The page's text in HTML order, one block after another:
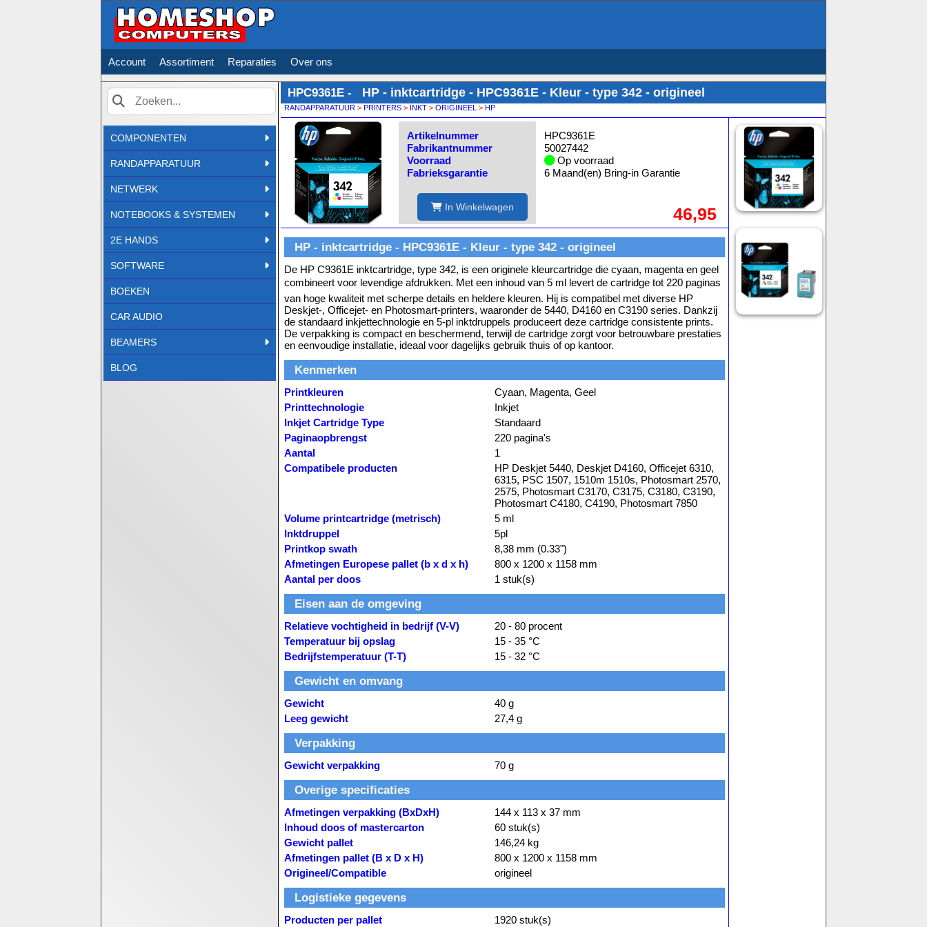
Account Assortiment Reparaties Over ons
Zoek
COMPONENTEN
RANDAPPARATUUR
NETWERK
NOTEBOOKS & SYSTEMEN
2E HANDS
SOFTWARE
BOEKEN
CAR AUDIO
BEAMERS
BLOG
HPC9361E - HP - inktcartridge - HPC9361E - Kleur - type 342 - origineel
RANDAPPARATUUR > PRINTERS > INKT > ORIGINEEL > HP
Artikelnummer
Fabrikantnummer
Voorraad
Fabrieksgarantie
In Winkelwagen
HPC9361E
50027442
Op voorraad
6 Maand(en) Bring-in Garantie
46,95
HP - inktcartridge - HPC9361E - Kleur - type 342 - origineel
De HP C9361E inktcartridge, type 342, is een originele kleurcartridge die cyaan, magenta en geel
combineert voor levendige afdrukken. Met een inhoud van 5 ml levert de cartridge tot 220 paginas
van hoge kwaliteit met scherpe details en heldere kleuren. Hij is compatibel met diverse HP
Deskjet-, Officejet- en Photosmart-printers, waaronder de 5440, D4160 en C3190 series. Dankzij
de standaard inkjettechnologie en 5-pl inktdruppels produceert deze cartridge consistente prints.
De verpakking is compact en beschermend, terwijl de cartridge zorgt voor betrouwbare prestaties
en eenvoudige installatie, ideaal voor dagelijks gebruik thuis of op kantoor.
Kenmerken
Printkleuren
Cyaan, Magenta, Geel
Printtechnologie
Inkjet
Inkjet Cartridge Type
Standaard
Paginaopbrengst
220 pagina's
Aantal
1
Compatibele producten
HP Deskjet 5440, Deskjet D4160, Officejet 6310,
6315, PSC 1507, 1510m 1510s, Photosmart 2570,
2575, Photosmart C3170, C3175, C3180, C3190,
Photosmart C4180, C4190, Photosmart 7850
Volume printcartridge (metrisch)
5 ml
Inktdruppel
5pl
Printkop swath
8,38 mm (0.33")
Afmetingen Europese pallet (b x d x h)
800 x 1200 x 1158 mm
Aantal per doos
1 stuk(s)
Eisen aan de omgeving
Relatieve vochtigheid in bedrijf (V-V)
20 - 80 procent
Temperatuur bij opslag
15 - 35 °C
Bedrijfstemperatuur (T-T)
15 - 32 °C
Gewicht en omvang
Gewicht
40 g
Leeg gewicht
27,4 g
Verpakking
Gewicht verpakking 70 g
Overige specificaties
Afmetingen verpakking (BxDxH)
144 x 113 x 37 mm
Inhoud doos of mastercarton
60 stuk(s)
Gewicht pallet
146,24 kg
Afmetingen pallet (B x D x H)
800 x 1200 x 1158 mm
Origineel/Compatible
origineel
Logistieke gegevens
Producten per pallet 1920 stuk(s)